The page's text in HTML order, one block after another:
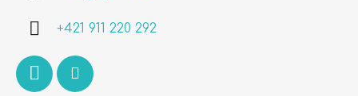
+421 911 220 292